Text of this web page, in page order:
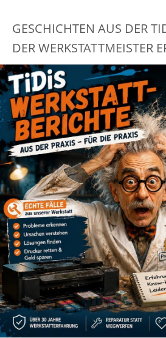
GESCHICHTEN AUS DER
DER WERKSTATTMEISTER